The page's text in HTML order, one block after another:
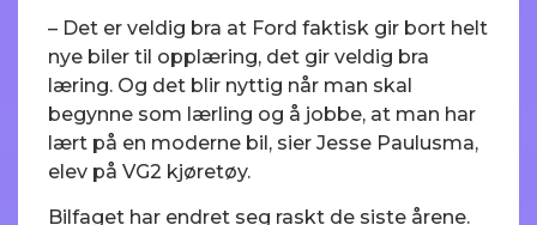
– Det er veldig bra at Ford faktisk gir bort helt
nye biler til opplæring, det gir veldig bra
læring. Og det blir nyttig når man skal
begynne som lærling og å jobbe, at man har
lært på en moderne bil, sier Jesse Paulusma,
elev på VG2 kjøretøy.
Bilfaget har endret seg raskt de siste årene.